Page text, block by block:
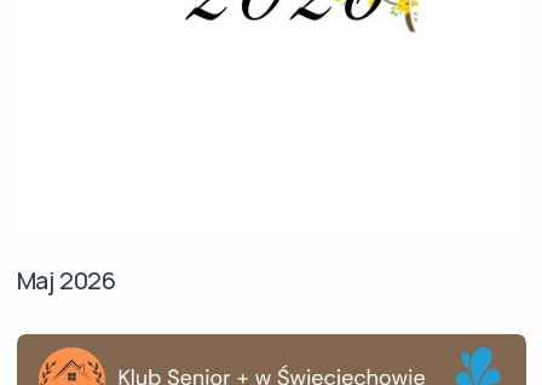
Maj 2026